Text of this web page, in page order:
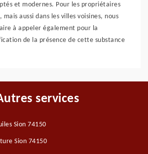
et modernes. Pour les propriétaires
aussi dans les villes voisines, nous
à appeler également pour la
de la présence de cette substance
services
Sion 74150
Sion 74150